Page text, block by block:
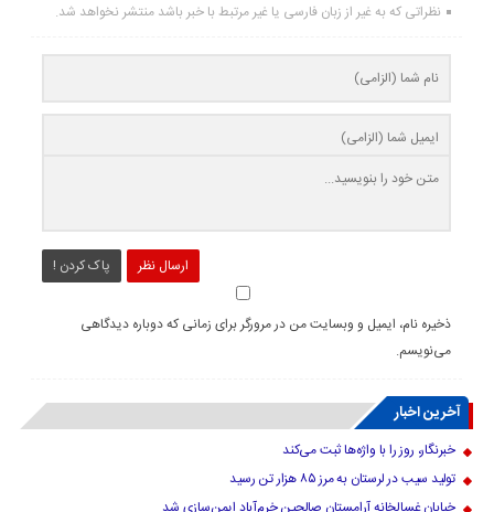
نظراتی که به غیر از زبان فارسی یا غیر مرتبط با خبر باشد منتشر نخواهد شد.
ارسال نظر پاک کردن !
ذخیره نام، ایمیل و وبسایت من در مرورگر برای زمانی که دوباره دیدگاهی
می‌نویسم.
آخرین اخبار
خبرنگار، روز را با واژه‌ها ثبت می‌کند
تولید سیب در لرستان به مرز ۸۵ هزار تن رسید
خیابان غسالخانه آرامستان صالحین خرم‌آباد ایمن‌سازی شد